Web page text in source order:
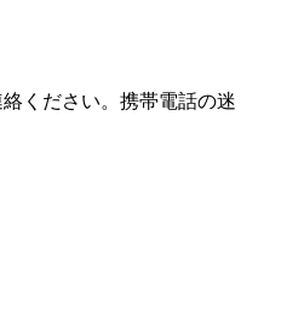
ください。携帯電話の迷